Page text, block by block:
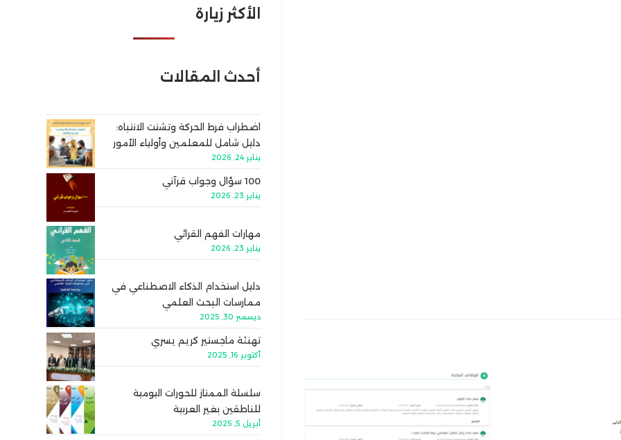
الأكثر زيارة
أحدث المقالات
اضطراب فرط الحركة وتشتت الانتباه:
دليل شامل للمعلمين وأولياء الأمور
يناير 24, 2026
100 سؤال وجواب قرآني
يناير 23, 2026
مهارات الفهم القرائي
يناير 23, 2026
دليل استخدام الذكاء الاصطناعي في
ممارسات البحث العلمي
ديسمبر 30, 2025
تهنئة ماجستير كريم يسري
أكتوبر 16, 2025
سلسلة الممتاز للحورات اليومية
للناطقين بغير العربية
أبريل 5, 2025